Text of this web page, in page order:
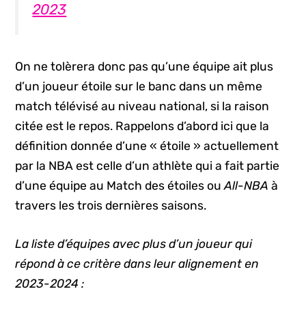
2023
On ne tolèrera donc pas qu’une équipe ait plus
d’un joueur étoile sur le banc dans un même
match télévisé au niveau national, si la raison
citée est le repos. Rappelons d’abord ici que la
définition donnée d’une « étoile » actuellement
par la NBA est celle d’un athlète qui a fait partie
d’une équipe au Match des étoiles ouAll-NBA à
travers les trois dernières saisons.
La liste d’équipes avec plus d’un joueur qui
répond à ce critère dans leur alignement en
2023-2024 :